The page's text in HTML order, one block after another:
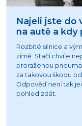
Najeli jste do
na autě a kdy
Rozbité silnice a
zimě. Stačí chvíle
proraženou
za takovou škodu
Odpověď není tak
pohled zdát.